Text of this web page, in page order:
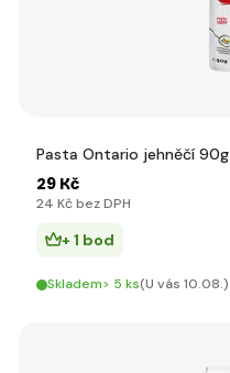
Pasta Ontario jehněčí 90g
29 Kč
24 Kč bez DPH
+ 1 bod
Skladem> 5 ks(U vás 10.08.)